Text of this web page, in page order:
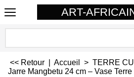
ART-
<< Retour Accueil > TERRE
Jarre Mangbetu 24 cm – Vase